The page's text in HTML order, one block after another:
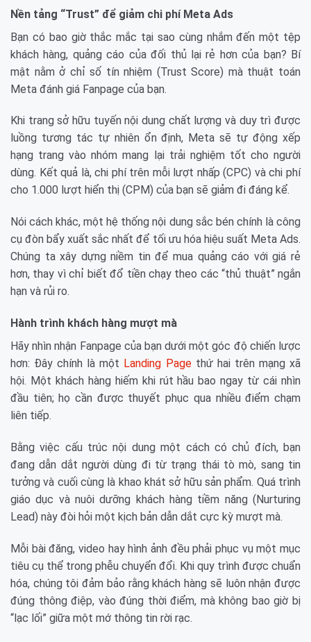
Nền tảng “Trust” để giảm chi phí Meta Ads
Bạn có bao giờ thắc mắc tại sao cùng nhắm đến một tệp
khách hàng, quảng cáo của đối thủ lại rẻ hơn của bạn? Bí
mật nằm ở chỉ số tín nhiệm (Trust Score) mà thuật toán
Meta đánh giá Fanpage của bạn.
Khi trang sở hữu tuyến nội dung chất lượng và duy trì được
luồng tương tác tự nhiên ổn định, Meta sẽ tự động xếp
hạng trang vào nhóm mang lại trải nghiệm tốt cho người
dùng. Kết quả là, chi phí trên mỗi lượt nhấp (CPC) và chi phí
cho 1.000 lượt hiển thị (CPM) của bạn sẽ giảm đi đáng kể.
Nói cách khác, một hệ thống nội dung sắc bén chính là công
cụ đòn bẩy xuất sắc nhất để tối ưu hóa hiệu suất Meta Ads.
Chúng ta xây dựng niềm tin để mua quảng cáo với giá rẻ
hơn, thay vì chỉ biết đổ tiền chạy theo các “thủ thuật” ngắn
hạn và rủi ro.
Hành trình khách hàng mượt mà
Hãy nhìn nhận Fanpage của bạn dưới một góc độ chiến lược
hơn: Đây chính là một Landing Pagethứ hai trên mạng xã
hội. Một khách hàng hiếm khi rút hầu bao ngay từ cái nhìn
đầu tiên; họ cần được thuyết phục qua nhiều điểm chạm
liên tiếp.
Bằng việc cấu trúc nội dung một cách có chủ đích, bạn
đang dẫn dắt người dùng đi từ trạng thái tò mò, sang tin
tưởng và cuối cùng là khao khát sở hữu sản phẩm. Quá trình
giáo dục và nuôi dưỡng khách hàng tiềm năng (Nurturing
Lead) này đòi hỏi một kịch bản dẫn dắt cực kỳ mượt mà.
Mỗi bài đăng, video hay hình ảnh đều phải phục vụ một mục
tiêu cụ thể trong phễu chuyển đổi. Khi quy trình được chuẩn
hóa, chúng tôi đảm bảo rằng khách hàng sẽ luôn nhận được
đúng thông điệp, vào đúng thời điểm, mà không bao giờ bị
“lạc lối” giữa một mớ thông tin rời rạc.